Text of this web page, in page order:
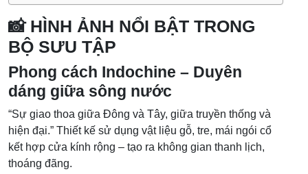
📸 HÌNH ẢNH NỔI BẬT TRONG
BỘ SƯU TẬP
Phong cách Indochine – Duyên
dáng giữa sông nước
“Sự giao thoa giữa Đông và Tây, giữa truyền thống và
hiện đại.” Thiết kế sử dụng vật liệu gỗ, tre, mái ngói cổ
kết hợp cửa kính rộng – tạo ra không gian thanh lịch,
thoáng đãng.